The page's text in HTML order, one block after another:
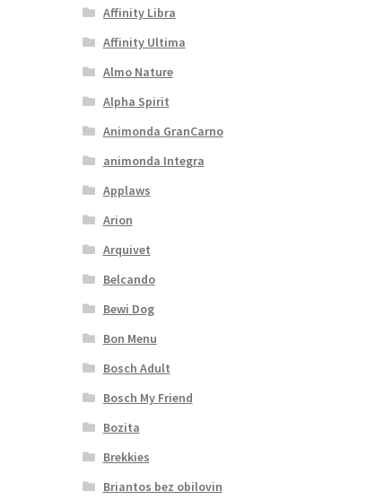
Affinity Libra
Affinity Ultima
Almo Nature
Alpha Spirit
Animonda GranCarno
animonda Integra
Applaws
Arion
Arquivet
Belcando
Bewi Dog
Bon Menu
Bosch Adult
Bosch My Friend
Bozita
Brekkies
Briantos bez obilovin